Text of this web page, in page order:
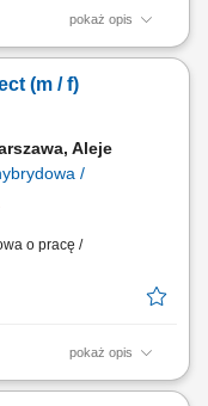
pokaż opis
zgodnie z
Analiza
(m / f)
Aleje
/
o pracę /
pokaż opis
Architekt IT do